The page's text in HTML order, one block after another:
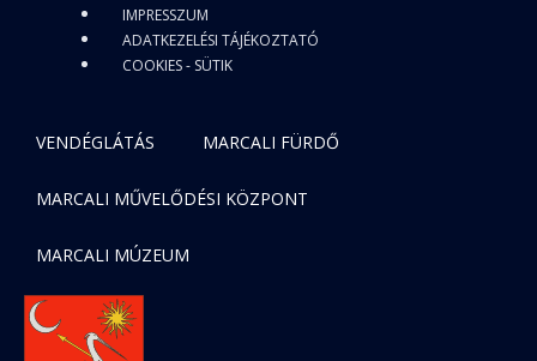
IMPRESSZUM
ADATKEZELÉSI TÁJÉKOZTATÓ
COOKIES - SÜTIK
VENDÉGLÁTÁS MARCALI FÜRDŐ
MARCALI MŰVELŐDÉSI KÖZPONT
MARCALI MÚZEUM